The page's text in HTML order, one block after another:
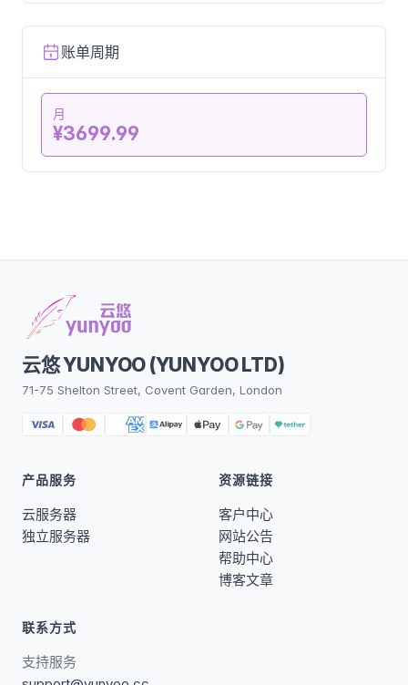
账单周期
月
¥3699.99
云悠 YUNYOO (YUNYOO LTD)
71-75 Shelton Street, Covent Garden, London
产品服务
云服务器
独立服务器
资源链接
客户中心
网站公告
帮助中心
博客文章
联系方式
支持服务